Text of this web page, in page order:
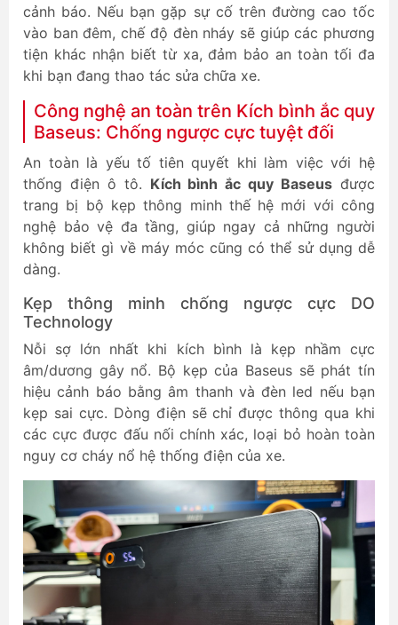
cảnh báo. Nếu bạn gặp sự cố trên đường cao tốc
vào ban đêm, chế độ đèn nháy sẽ giúp các phương
tiện khác nhận biết từ xa, đảm bảo an toàn tối đa
khi bạn đang thao tác sửa chữa xe.
Công nghệ an toàn trên Kích bình ắc quy
Baseus: Chống ngược cực tuyệt đối
An toàn là yếu tố tiên quyết khi làm việc với hệ
thống điện ô tô. Kích bình ắc quy Baseus được
trang bị bộ kẹp thông minh thế hệ mới với công
nghệ bảo vệ đa tầng, giúp ngay cả những người
không biết gì về máy móc cũng có thể sử dụng dễ
dàng.
Kẹp thông minh chống ngược cực DO
Technology
Nỗi sợ lớn nhất khi kích bình là kẹp nhầm cực
âm/dương gây nổ. Bộ kẹp của Baseus sẽ phát tín
hiệu cảnh báo bằng âm thanh và đèn led nếu bạn
kẹp sai cực. Dòng điện sẽ chỉ được thông qua khi
các cực được đấu nối chính xác, loại bỏ hoàn toàn
nguy cơ cháy nổ hệ thống điện của xe.